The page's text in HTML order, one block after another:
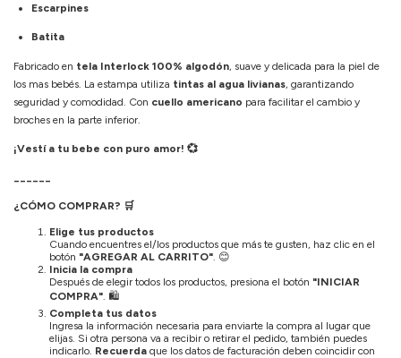
Escarpines
Batita
Fabricado en tela Interlock 100% algodón, suave y delicada para la piel de
los mas bebés. La estampa utiliza tintas al agua livianas, garantizando
seguridad y comodidad. Con cuello americano para facilitar el cambio y
broches en la parte inferior.
¡Vestí a tu bebe con puro amor! 💞
¿CÓMO COMPRAR? 🛒
Elige tus productos
Cuando encuentres el/los productos que más te gusten, haz clic en el
botón "AGREGAR AL CARRITO" 😊
Inicia la compra
Después de elegir todos los productos, presiona el botón "INICIAR
COMPRA" 🛍️
Completa tus datos
Ingresa la información necesaria para enviarte la compra al lugar que
elijas. Si otra persona va a recibir o retirar el pedido, también puedes
indicarlo. Recuerda que los datos de facturación deben coincidir con